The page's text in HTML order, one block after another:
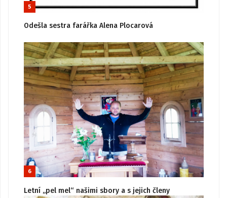
5
Odešla sestra farářka Alena Plocarová
6
Letní „pel mel“ našimi sbory a s jejich členy